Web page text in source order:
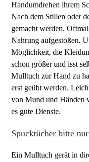
Handumdrehen ihrem
Nach dem Stillen oder
gemacht werden.
Nahrung aufgestoßen.
Möglichkeit, die
schon größer und isst
Mulltuch zur Hand zu
erst geübt werden.
von Mund und Händen
es gute Dienste.
Spucktücher bitte
Ein Mulltuch gerät in